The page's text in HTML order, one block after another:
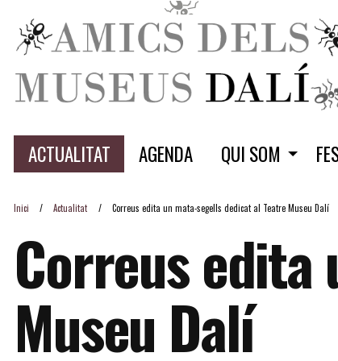
ACTUALITAT AGENDA QUI SOM
Inici Actualitat Correus edita un mata-segells dedicat al Teatre Museu Dalí
Correus edita
Museu Dalí